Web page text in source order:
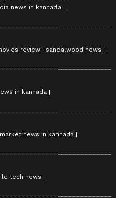
news in kannada
review
sandalwood news
in kannada
news in kannada
tech news